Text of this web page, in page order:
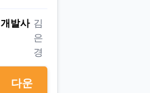
개발사 김
은
경
다운